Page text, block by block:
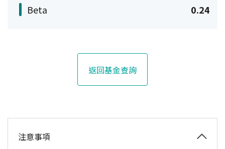
Beta 0.24
返回基金查詢
注意事項